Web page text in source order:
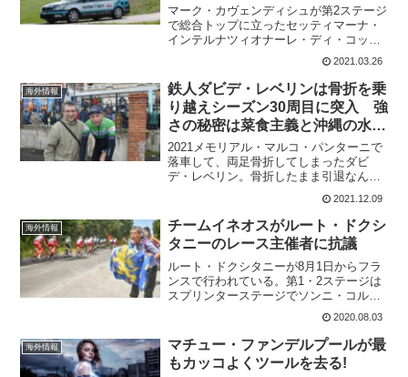
マーク・カヴェンディシュが第2ステージ
で総合トップに立ったセッティマーナ・
インテルナツィオナーレ・ディ・コッ
ピ・エ・バルタリ（Settimana
internazionale di Coppi e Bartali）。第3ス
テージと第4ステー...
2021.03.26
海外情報
鉄人ダビデ・レベリンは骨折を乗
り越えシーズン30周目に突入 強
さの秘密は菜食主義と沖縄の水か
も?
2021メモリアル・マルコ・パンターニで
落車して、両足骨折してしまったダビ
デ・レベリン。骨折したまま引退なんて
しないと言っていた。ダビデ・レベリン
は2022年もWork Service Marchiol Vega
で走ることが確認された。1年...
2021.12.09
海外情報
チームイネオスがルート・ドクシ
タニーのレース主催者に抗議
ルート・ドクシタニーが8月1日からフラ
ンスで行われている。第1・2ステージは
スプリンターステージでソンニ・コルプ
レッリ(Bahrain – McLaren)が第2ステージ
を獲得している。これでBahrain –
McLarenは1日で2勝だ...
2020.08.03
海外情報
マチュー・ファンデルプールが最
もカッコよくツールを去る!